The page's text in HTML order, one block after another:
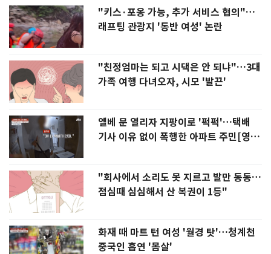
"키스·포옹 가능, 추가 서비스 협의"…
래프팅 관광지 '동반 여성' 논란
"친정엄마는 되고 시댁은 안 되냐"…3대
가족 여행 다녀오자, 시모 '발끈'
엘베 문 열리자 지팡이로 '퍽퍽'…택배
기사 이유 없이 폭행한 아파트 주민[영
"회사에서 소리도 못 지르고 발만 동동…
점심때 심심해서 산 복권이 1등"
화재 때 마트 턴 여성 '월경 탓'…청계천
중국인 흡연 '몸살'